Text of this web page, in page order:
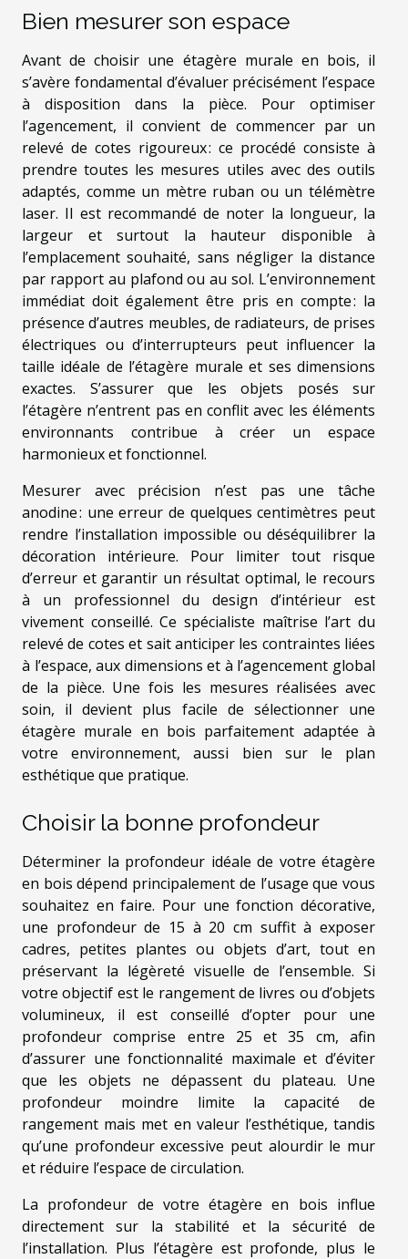
Bien mesurer son espace
Avant de choisir une étagère murale en bois, il
s’avère fondamental d’évaluer précisément l’espace
à disposition dans la pièce. Pour optimiser
l’agencement, il convient de commencer par un
relevé de cotes rigoureux : ce procédé consiste à
prendre toutes les mesures utiles avec des outils
adaptés, comme un mètre ruban ou un télémètre
laser. Il est recommandé de noter la longueur, la
largeur et surtout la hauteur disponible à
l’emplacement souhaité, sans négliger la distance
par rapport au plafond ou au sol. L’environnement
immédiat doit également être pris en compte : la
présence d’autres meubles, de radiateurs, de prises
électriques ou d’interrupteurs peut influencer la
taille idéale de l’étagère murale et ses dimensions
exactes. S’assurer que les objets posés sur
l’étagère n’entrent pas en conflit avec les éléments
environnants contribue à créer un espace
harmonieux et fonctionnel.
Mesurer avec précision n’est pas une tâche
anodine : une erreur de quelques centimètres peut
rendre l’installation impossible ou déséquilibrer la
décoration intérieure. Pour limiter tout risque
d’erreur et garantir un résultat optimal, le recours
à un professionnel du design d’intérieur est
vivement conseillé. Ce spécialiste maîtrise l’art du
relevé de cotes et sait anticiper les contraintes liées
à l’espace, aux dimensions et à l’agencement global
de la pièce. Une fois les mesures réalisées avec
soin, il devient plus facile de sélectionner une
étagère murale en bois parfaitement adaptée à
votre environnement, aussi bien sur le plan
esthétique que pratique.
Choisir la bonne profondeur
Déterminer la profondeur idéale de votre étagère
en bois dépend principalement de l’usage que vous
souhaitez en faire. Pour une fonction décorative,
une profondeur de 15 à 20 cm suffit à exposer
cadres, petites plantes ou objets d’art, tout en
préservant la légèreté visuelle de l’ensemble. Si
votre objectif est le rangement de livres ou d’objets
volumineux, il est conseillé d’opter pour une
profondeur comprise entre 25 et 35 cm, afin
d’assurer une fonctionnalité maximale et d’éviter
que les objets ne dépassent du plateau. Une
profondeur moindre limite la capacité de
rangement mais met en valeur l’esthétique, tandis
qu’une profondeur excessive peut alourdir le mur
et réduire l’espace de circulation.
La profondeur de votre étagère en bois influe
directement sur la stabilité et la sécurité de
l’installation. Plus l’étagère est profonde, plus le